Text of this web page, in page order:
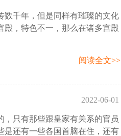
11:14:33
数千年，但是同样有璀璨的文化
殿，特色不一，那么在诸多宫殿
阅读全文>>
2022-06-01
15:27:19
只有那些跟皇家有关系的官员
是还有一些各国首脑在住，还有